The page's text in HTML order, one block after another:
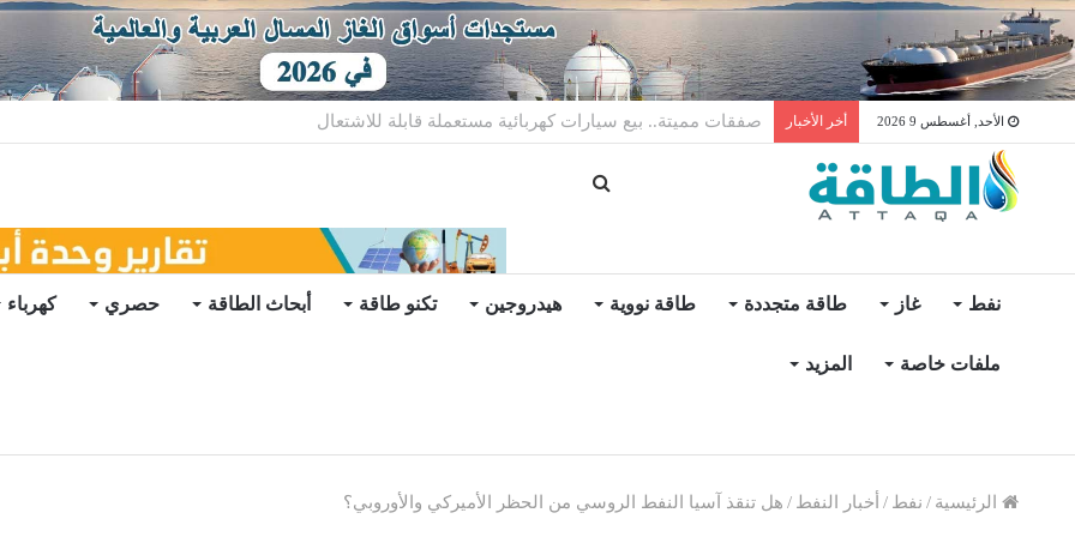
الأحد, أغسطس 9 2026 أخر الأخبار لأول مرة عالميًا.. منصة طاقة رياح عائمة بنظام الشد (فيديو)
نفط غاز طاقة متجددة طاقة نووية هيدروجين تكنو طاقة أبحاث الطاقة حصري كهرباء
ملفات خاصة المزيد
الرئيسية / نفط / أخبار النفط / هل تنقذ آسيا النفط الروسي من الحظر الأميركي والأوروبي؟